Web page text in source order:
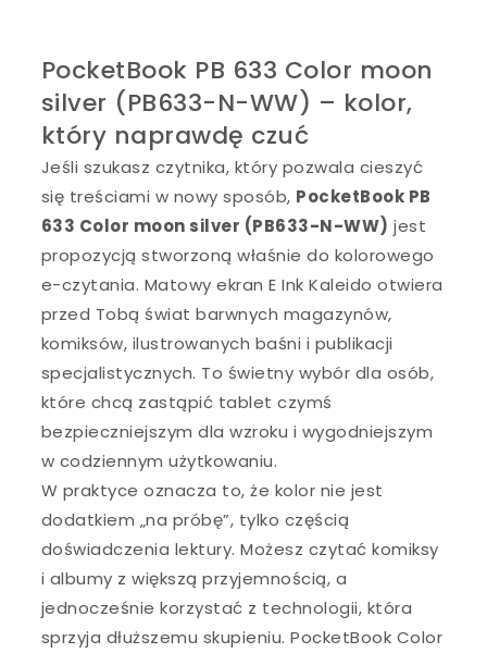
PocketBook PB 633 Color moon
silver (PB633-N-WW) – kolor,
który naprawdę czuć
Jeśli szukasz czytnika, który pozwala cieszyć
się treściami w nowy sposób, PocketBook PB
633 Color moon silver (PB633-N-WW) jest
propozycją stworzoną właśnie do kolorowego
e-czytania. Matowy ekran E Ink Kaleido otwiera
przed Tobą świat barwnych magazynów,
komiksów, ilustrowanych baśni i publikacji
specjalistycznych. To świetny wybór dla osób,
które chcą zastąpić tablet czymś
bezpieczniejszym dla wzroku i wygodniejszym
w codziennym użytkowaniu.
W praktyce oznacza to, że kolor nie jest
dodatkiem „na próbę”, tylko częścią
doświadczenia lektury. Możesz czytać komiksy
i albumy z większą przyjemnością, a
jednocześnie korzystać z technologii, która
sprzyja dłuższemu skupieniu. PocketBook Color